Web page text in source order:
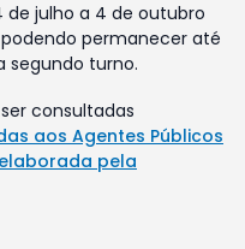
de julho a 4 de outubro
permanecer até
segundo turno.
consultadas
aos Agentes Públicos
pela